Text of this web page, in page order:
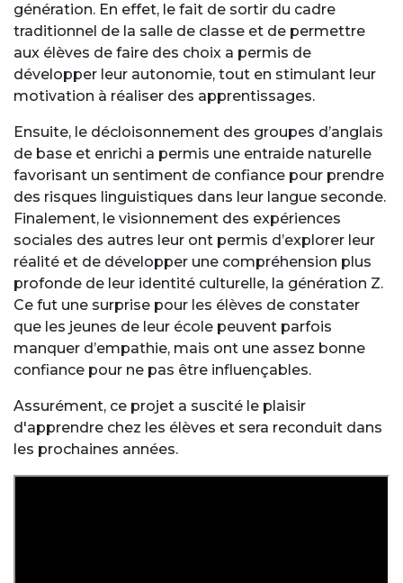
génération. En effet, le fait de sortir du cadre
traditionnel de la salle de classe et de permettre
aux élèves de faire des choix a permis de
développer leur autonomie, tout en stimulant leur
motivation à réaliser des apprentissages.
Ensuite, le décloisonnement des groupes d’anglais
de base et enrichi a permis une entraide naturelle
favorisant un sentiment de confiance pour prendre
des risques linguistiques dans leur langue seconde.
Finalement, le visionnement des expériences
sociales des autres leur ont permis d’explorer leur
réalité et de développer une compréhension plus
profonde de leur identité culturelle, la génération Z.
Ce fut une surprise pour les élèves de constater
que les jeunes de leur école peuvent parfois
manquer d’empathie, mais ont une assez bonne
confiance pour ne pas être influençables.
Assurément, ce projet a suscité le plaisir
d'apprendre chez les élèves et sera reconduit dans
les prochaines années.